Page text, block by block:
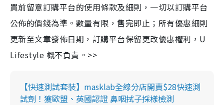
買前留意訂購平台的使用條款及細則，一切以訂購平台
公佈的價錢為準。數量有限，售完即止；所有優惠細則
更新至文章發佈日期，訂購平台保留更改優惠權利，U
Lifestyle 概不負責。>>
【快速測試套裝】masklab全線分店開賣$28快速測
試劑！獲歐盟、英國認證 鼻咽拭子採樣檢測